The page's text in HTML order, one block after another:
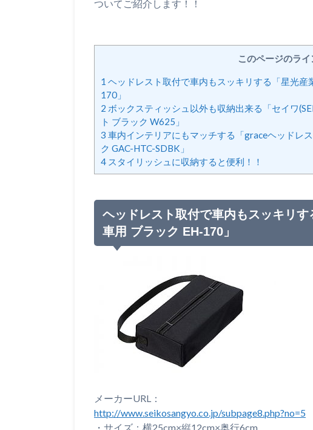
ついてご紹介します！！
このページのラ
1 ヘッドレスト取付で車内もスッキリする「星光産
170」
2 ボックスティッシュ以外も収納出来る「セイワ
ト ブラック W625」
3 車内インテリアにもマッチする「graceヘッドレ
ク GAC-HTC-SDBK」
4 スタイリッシュに収納すると便利！！
ヘッドレスト取付で車内もスッキリ
車用 ブラック EH-170」
メーカーURL：
http://www.seikosangyo.co.jp/subpage8.php?no=5
・サイズ：横25cm×縦12cm×奥行6cm